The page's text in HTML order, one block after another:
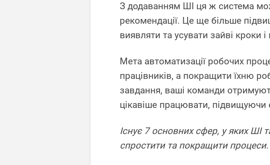
З додаванням ШІ ця ж система
рекомендації. Це ще більше
виявляти та усувати зайві кроки
Мета автоматизації робочих
працівників, а покращити їхню
завдання, ваші команди
цікавіше працювати, підвищуючи
Існує 7 основних сфер, у яких
спростити та покращити процеси.